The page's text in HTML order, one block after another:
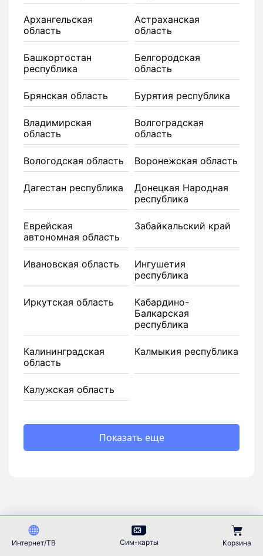
Архангельская
область
Астраханская
область
Башкортостан
республика
Белгородская
область
Брянская область Бурятия республика
Владимирская
область
Волгоградская
область
Вологодская область Воронежская область
Дагестан республика
Донецкая Народная
республика
Еврейская
автономная область
Забайкальский край
Ивановская область
Ингушетия
республика
Иркутская область
Кабардино-
Балкарская
республика
Калининградская
область
Калмыкия республика
Калужская область
Показать еще
81256 +
Интернет/ТВ Сим-карты Корзина